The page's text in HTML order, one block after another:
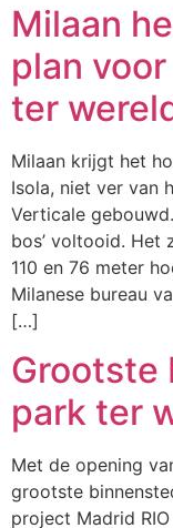
Milaan
plan voor
ter
Milaan krijgt het
Isola, niet ver van
Verticale
bos’ voltooid. Het
110 en 76 meter
Milanese bureau
[…]
Grootste
park ter
Met de opening
grootste
project Madrid